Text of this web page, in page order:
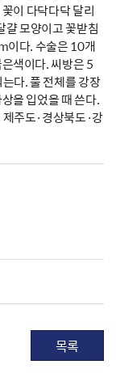
이 다닥다닥 달리
모양이고 꽃받침
이다. 수술은 10개
색이다. 씨방은 5
다. 풀 전체를 강장
을 입었을 때 쓴다.
주도·경상북도·강
목록